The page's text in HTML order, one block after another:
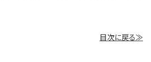
目次に戻る≫